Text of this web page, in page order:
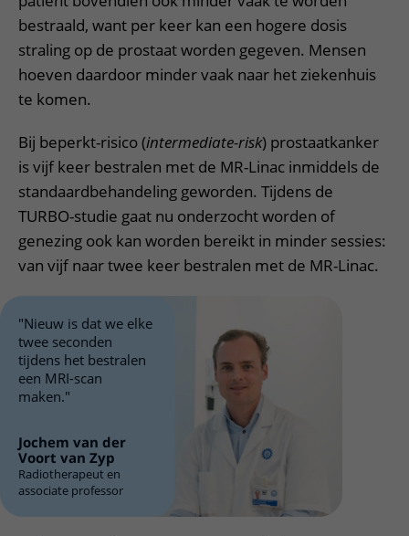
bestraald, want per keer kan een hogere dosis
straling op de prostaat worden gegeven. Mensen
hoeven daardoor minder vaak naar het ziekenhuis
te komen.
Bij beperkt-risico (intermediate-risk) prostaatkanker
is vijf keer bestralen met de MR-Linac inmiddels de
standaardbehandeling geworden. Tijdens de
TURBO-studie gaat nu onderzocht worden of
genezing ook kan worden bereikt in minder sessies:
van vijf naar twee keer bestralen met de MR-Linac.
"Nieuw is dat we elke
twee seconden
tijdens het bestralen
een MRI-scan
maken."
Jochem van der
Voort van Zyp
Radiotherapeut en
associate professor